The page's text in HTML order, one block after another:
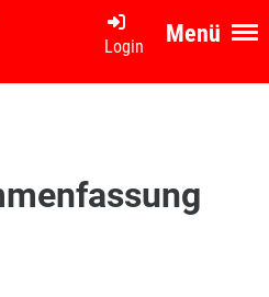
Menü
Login